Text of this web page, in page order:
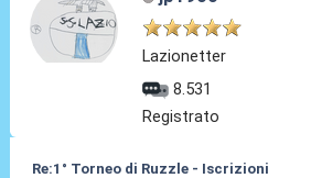
Lazionetter
8.531
Registrato
Re:1° Torneo di Ruzzle - Iscrizioni